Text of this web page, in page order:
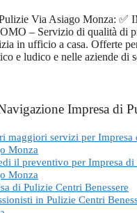
Via Asiago Monza: ✅
– Servizio di qualità di
in ufficio a casa. Offerte
e ludico e nelle aziende di
Impresa di
maggiori servizi per Impresa
Monza
il preventivo per Impresa di
Monza
di Pulizie Centri Benessere
in Pulizie Centri